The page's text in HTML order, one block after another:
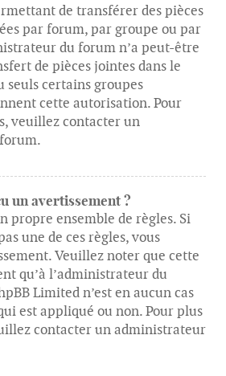
de transférer des pièces
par forum, par groupe ou par
du forum n’a peut-être
de pièces jointes dans le
seuls certains groupes
cette autorisation. Pour
veuillez contacter un
un avertissement ?
propre ensemble de règles. Si
une de ces règles, vous
Veuillez noter que cette
qu’à l’administrateur du
Limited n’est en aucun cas
est appliqué ou non. Pour plus
contacter un administrateur